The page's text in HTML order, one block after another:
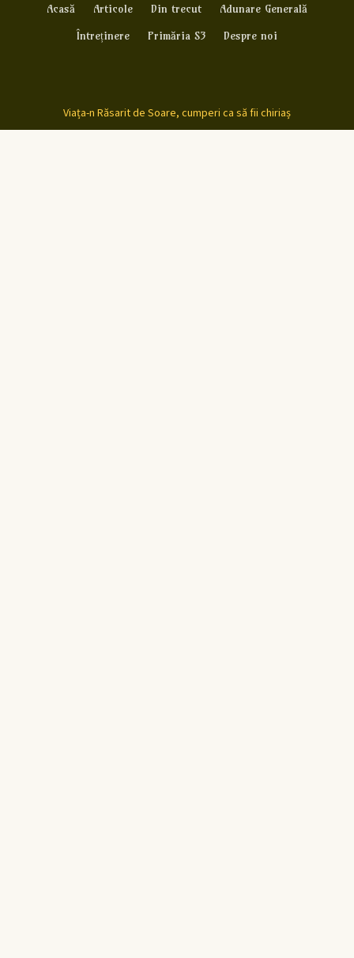
Acasă Articole Din trecut
Adunare Generală
Întreținere
Primăria S3 Despre noi
Viața-n Răsarit de Soare, cumperi ca să fii chiriaș